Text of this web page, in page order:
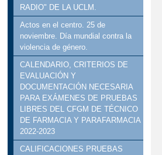
RADIO" DE LA UCLM.
Actos en el centro. 25 de
noviembre. Día mundial contra la
violencia de género.
CALENDARIO, CRITERIOS DE
EVALUACIÓN Y
DOCUMENTACIÓN NECESARIA
PARA EXÁMENES DE PRUEBAS
LIBRES DEL CFGM DE TÉCNICO
DE FARMACIA Y PARAFARMACIA
2022-2023
CALIFICACIONES PRUEBAS